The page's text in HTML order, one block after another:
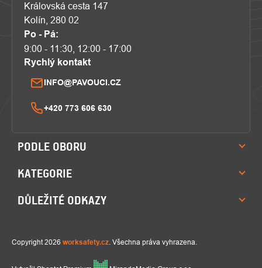
Královská cesta 147
Kolín, 280 02
Po - Pá:
9:00 - 11:30, 12:00 - 17:00
Rychlý kontakt
INFO@PAVOUCI.CZ
+420 773 606 630
PODLE OBORU
KATEGORIE
DŮLEŽITÉ ODKAZY
Copyright 2026 worksafety.cz. Všechna práva vyhrazena.